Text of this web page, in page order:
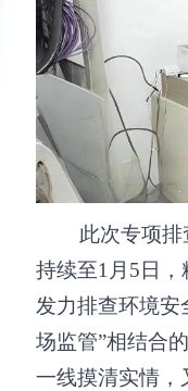
此次专项排查
持续至1月5日
发力排查环境安
场监管”相结合
一线摸清实情，